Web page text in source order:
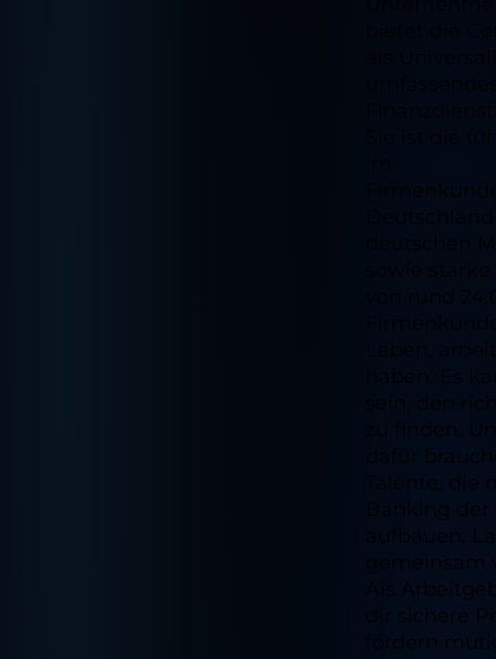
sein, den
zu finden.
dafür
Talente, die
Banking
aufbauen.
gemeinsam
Als
dir sichere
fördern